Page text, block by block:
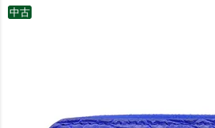
中古